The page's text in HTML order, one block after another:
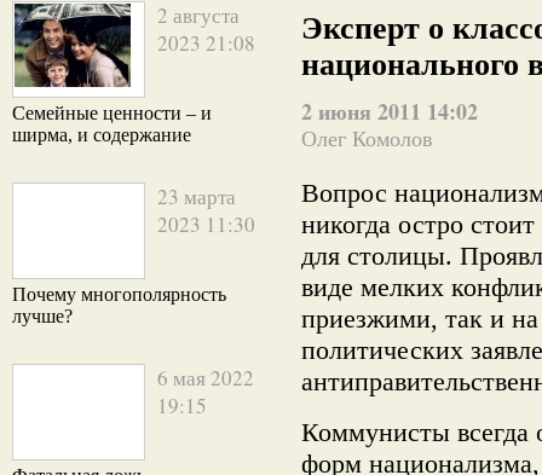
2 августа
2023 21:08
Семейные ценности – и
ширма, и содержание
23 марта
2023 11:30
Почему многополярность
лучше?
6 мая 2022
19:15
Эксперт о
национального
2 июня 2011 14:02
Олег Комолов
Вопрос
никогда остро
для столицы.
виде мелких
приезжими, так и
политических
Коммунисты всегда
форм